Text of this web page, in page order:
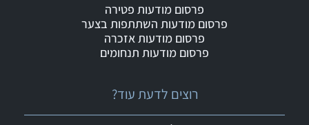
רוצים לדעת עוד?
פרסום מודעות פטירה
פרסום מודעות השתתפות בצער
פרסום מודעות אזכרה
פרסום מודעות תנחומים